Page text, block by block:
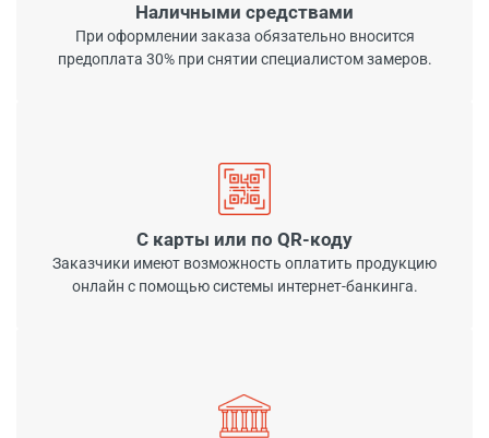
Наличными средствами
При оформлении заказа обязательно вносится
предоплата 30% при снятии специалистом замеров.
С карты или по QR-коду
Заказчики имеют возможность оплатить продукцию
онлайн с помощью системы интернет-банкинга.